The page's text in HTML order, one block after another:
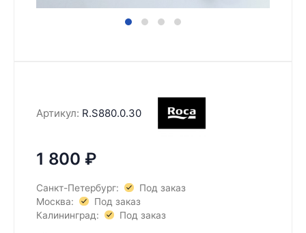
Артикул: R.S880.0.30
1 800 ₽
Санкт-Петербург:
Под заказ
Москва:
Под заказ
Калининград:
Под заказ